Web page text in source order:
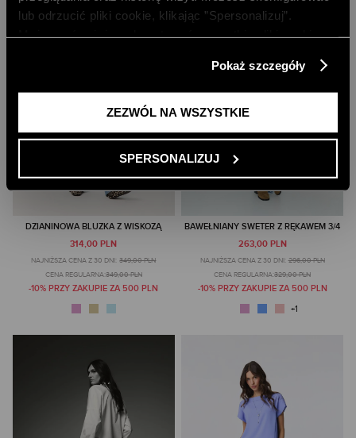
lub odrzucić pliki cookie, klikając ”Spersonalizuj”.
Polityce Prywatności
Pokaż szczegóły
ZEZWÓL NA WSZYSTKIE
SPERSONALIZUJ
DZIANINOWA BLUZKA Z WISKOZĄ
314,00 PLN
NAJNIŻSZA CENA Z 30 DNI: 349,00 PLN
CENA REGULARNA:349,00 PLN
-10% PRZY ZAKUPIE ZA 500 PLN
BAWEŁNIANY SWETER Z RĘKAWEM 3/4
263,00 PLN
NAJNIŻSZA CENA Z 30 DNI: 296,00 PLN
CENA REGULARNA:329,00 PLN
-10% PRZY ZAKUPIE ZA 500 PLN